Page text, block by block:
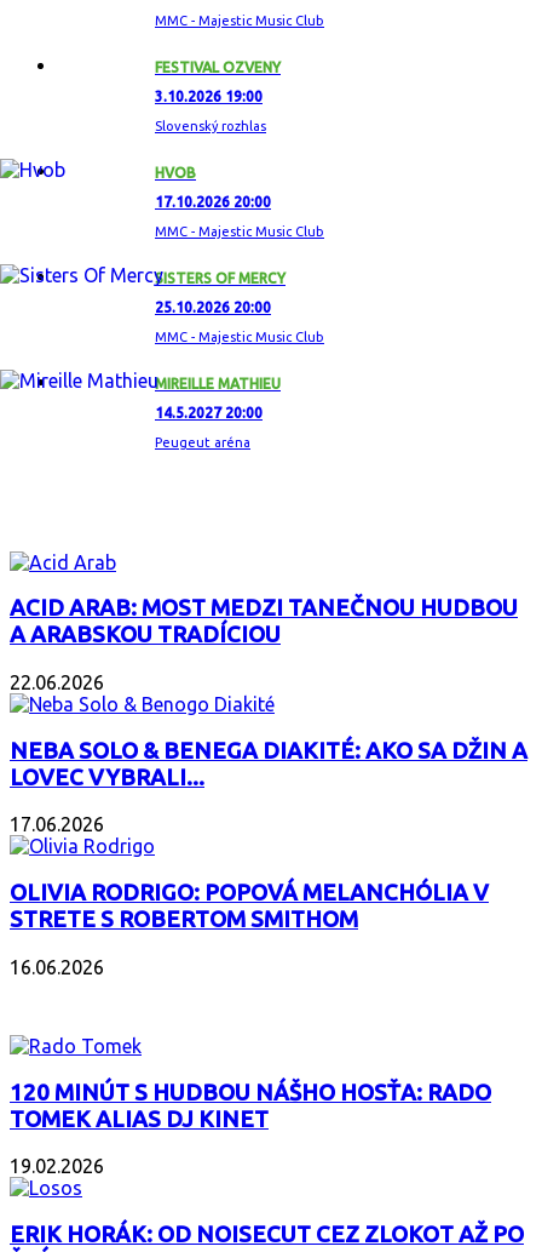
MMC - Majestic Music Club
FESTIVAL OZVENY
3.10.2026 19:00
Slovenský rozhlas
HVOB
17.10.2026 20:00
MMC - Majestic Music Club
SISTERS OF MERCY
25.10.2026 20:00
MMC - Majestic Music Club
MIREILLE MATHIEU
14.5.2027 20:00
Peugeut aréna
ACID ARAB: MOST MEDZI TANEČNOU HUDBOU
A ARABSKOU TRADÍCIOU
22.06.2026
NEBA SOLO & BENEGA DIAKITÉ: AKO SA DŽIN A
LOVEC VYBRALI...
17.06.2026
OLIVIA RODRIGO: POPOVÁ MELANCHÓLIA V
STRETE S ROBERTOM SMITHOM
16.06.2026
120 MINÚT S HUDBOU NÁŠHO HOSŤA: RADO
TOMEK ALIAS DJ KINET
19.02.2026
ERIK HORÁK: OD NOISECUT CEZ ZLOKOT AŽ PO